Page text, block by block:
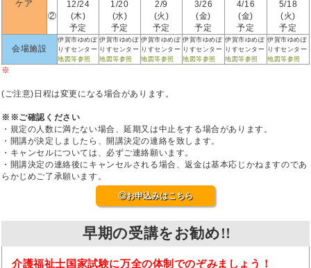
ケア
②
12/24
(木)
予定
1/20
(水)
予定
2/9
(火)
予定
3/26
(金)
予定
4/16
(金)
予定
5/18
(火)
予定
会場施設
伊賀市ゆめぽ
りすセンター
地図等参照
伊賀市ゆめぽ
りすセンター
地図等参照
伊賀市ゆめぽ
りすセンター
地図等参照
伊賀市ゆめぽ
りすセンター
地図等参照
伊賀市ゆめぽ
りすセンター
地図等参照
伊賀市ゆめぽ
りすセンター
地図等参照
※
(ご注意)日程は変更になる場合があります。
※※ご確認ください
・規定の人数に満たない場合、延期又は中止をする場合があります。
・開講が決定しましたら、開講決定の連絡を致します。
・キャンセルについては、必ずご連絡願います。
・開講決定の連絡後にキャンセルされる場合、返金は基本応じかねますのであ
らかじめご了承願います。
◎お申込みはこちら
早期の受講をお勧め!!
介護福祉士国家試験に万全の体制でのぞみましょう！